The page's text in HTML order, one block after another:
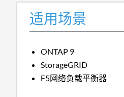
适用场景
ONTAP 9
StorageGRID
F5网络负载平衡器